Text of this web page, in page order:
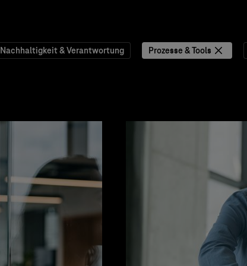
Nachhaltigkeit & Verantwortung Prozesse & Tools